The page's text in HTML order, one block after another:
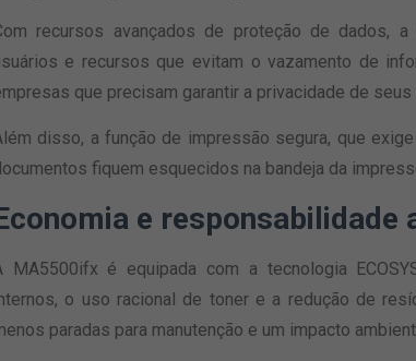
recursos avançados de proteção de dados,
e recursos que evitam o vazamento de
que precisam garantir a privacidade de
disso, a função de impressão segura, que
fiquem esquecidos na bandeja da
e responsabilidade
MA5500ifx é equipada com a tecnologia
o uso racional de toner e a redução de
paradas para manutenção e um impacto